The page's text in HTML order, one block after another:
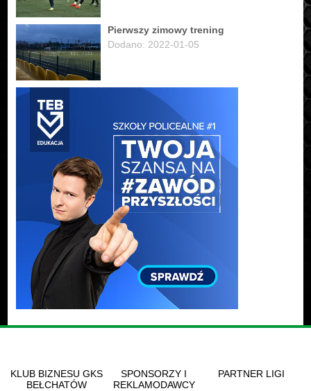
Pierwszy zimowy trening
Dodano: 2022-01-05
KLUB BIZNESU GKS
BEŁCHATÓW
SPONSORZY I
REKLAMODAWCY
PARTNER LIGI